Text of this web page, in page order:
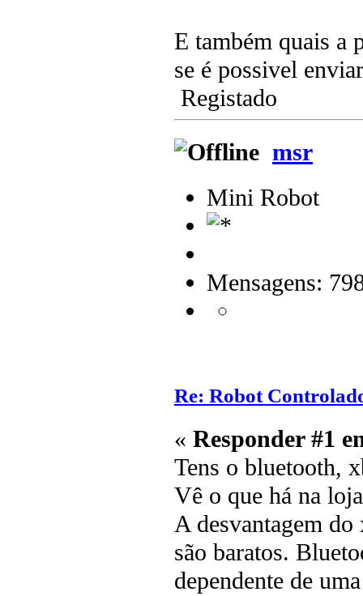
E também quais a
se é possivel
Registado
msr
Mini Robot
Mensagens:
Re: Robot
« Responder #1
Tens o bluetooth,
Vê o que há na
A desvantagem do
são baratos.
dependente de